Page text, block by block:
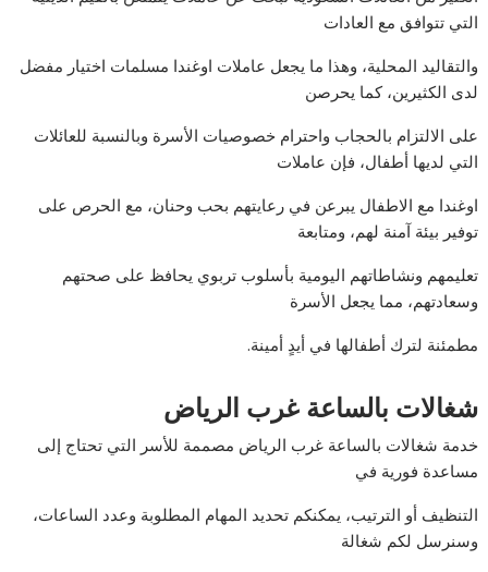
التي تتوافق مع العادات
والتقاليد المحلية، وهذا ما يجعل عاملات اوغندا مسلمات اختيار مفضل
لدى الكثيرين، كما يحرصن
على الالتزام بالحجاب واحترام خصوصيات الأسرة وبالنسبة للعائلات
التي لديها أطفال، فإن عاملات
اوغندا مع الاطفال يبرعن في رعايتهم بحب وحنان، مع الحرص على
توفير بيئة آمنة لهم، ومتابعة
تعليمهم ونشاطاتهم اليومية بأسلوب تربوي يحافظ على صحتهم
وسعادتهم، مما يجعل الأسرة
مطمئنة لترك أطفالها في أيدٍ أمينة.
شغالات بالساعة غرب الرياض
خدمة شغالات بالساعة غرب الرياض مصممة للأسر التي تحتاج إلى
مساعدة فورية في
التنظيف أو الترتيب، يمكنكم تحديد المهام المطلوبة وعدد الساعات،
وسنرسل لكم شغالة